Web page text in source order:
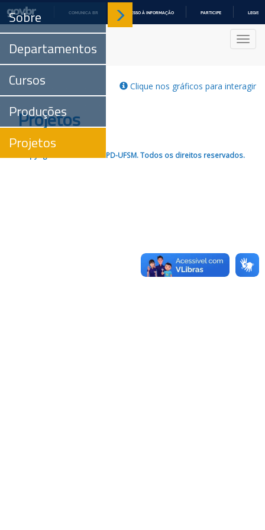
IR
COMUNICA BR ACESSO À INFORMAÇÃO PARTICIPE
Sobre
Departamentos
Cursos
Produções
Projetos
Clique nos gráficos para interagir
Projetos
Copyright © 2017-2026 CPD-UFSM. Todos os direitos reservados.